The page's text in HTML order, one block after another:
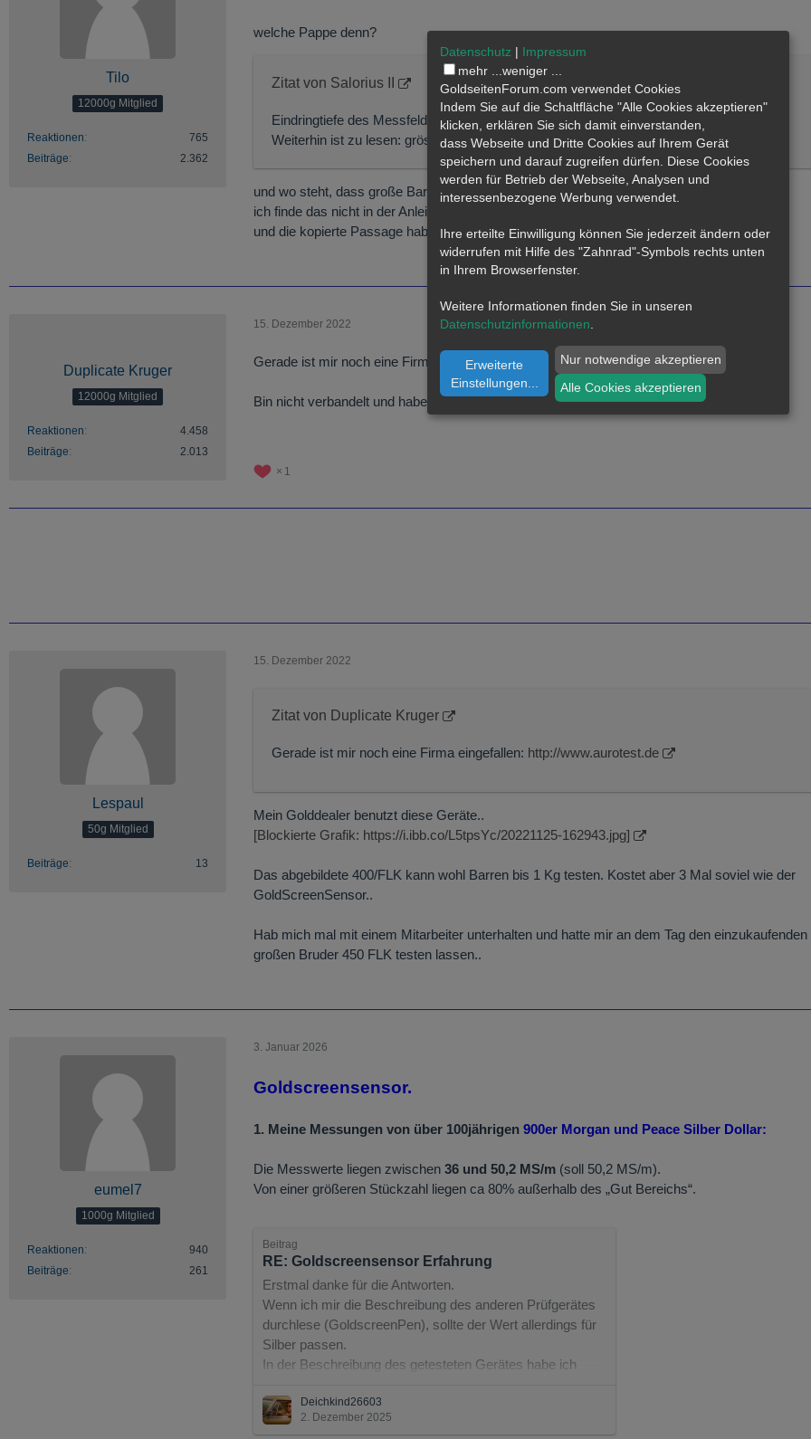
Tilo
12000g Mitglied
Reaktionen
765
Beiträge
2.362
welche Pappe denn?
Zitat von Salorius II
Eindringtiefe des Messfeldes ca 0,6mm, … mit der Pappe unten klappt das sicher …
Weiterhin ist zu lesen: grössere Barren sind damit nur blank aufgelegt ...zu messen.
und wo steht, dass große Barren blank aufgelegt werden sollen?
ich finde das nicht in der Anleitung, sondern im Gegenteil, dass Blister nicht stören
und die kopierte Passage habe ich eingefügt
Duplicate Kruger
12000g Mitglied
Reaktionen
4.458
Beiträge
2.013
15. Dezember 2022
Gerade ist mir noch eine Firma eingefallen:http://www.aurotest.de
Bin nicht verbandelt und habe keine Erfahrung mit den Geräten.
1
Lespaul
50g Mitglied
Beiträge 13
15. Dezember 2022
Zitat von Duplicate Kruger
Gerade ist mir noch eine Firma eingefallen: http://www.aurotest.de
Mein Golddealer benutzt diese Geräte..
[Blockierte Grafik: https://i.ibb.co/L5tpsYc/20221125-162943.jpg]
Das abgebildete 400/FLK kann wohl Barren bis 1 Kg testen. Kostet aber 3 Mal soviel wie der
GoldScreenSensor..
Hab mich mal mit einem Mitarbeiter unterhalten und hatte mir an dem Tag den
großen Bruder 450 FLK testen lassen..
eumel7
1000g Mitglied
Reaktionen
940
Beiträge
261
3. Januar 2026
Goldscreensensor.
1. Meine Messungen von über 100jährigen 900er Morgan und Peace Silber Dollar:
Die Messwerte liegen zwischen 36 und 50,2 MS/m (soll 50,2 MS/m).
Von einer größeren Stückzahl liegen ca 80% außerhalb des „Gut Bereichs“.
Beitrag
RE: Goldscreensensor Erfahrung
Erstmal danke für die Antworten.
Wenn ich mir die Beschreibung des anderen Prüfgerätes
durchlese (GoldscreenPen), sollte der Wert allerdings für
Silber passen.
In der Beschreibung des getesteten Gerätes habe ich
Bei Silbermünzen mit einem Feinheitsgehalt von weniger
Deichkind26603
2. Dezember 2025
Datenschutz | Impressum
mehr ... weniger ...
GoldseitenForum.com verwendet Cookies
Indem Sie auf die Schaltfläche "Alle Cookies akzeptieren"
klicken, erklären Sie sich damit einverstanden,
dass Webseite und Dritte Cookies auf Ihrem Gerät
speichern und darauf zugreifen dürfen. Diese Cookies
werden für Betrieb der Webseite, Analysen und
interessenbezogene Werbung verwendet.
Ihre erteilte Einwilligung können Sie jederzeit ändern oder
widerrufen mit Hilfe des "Zahnrad"-Symbols rechts unten
in Ihrem Browserfenster.
Weitere Informationen finden Sie in unseren
Datenschutzinformationen
Erweiterte
Einstellungen
Nur notwendige akzeptieren
Alle Cookies akzeptieren